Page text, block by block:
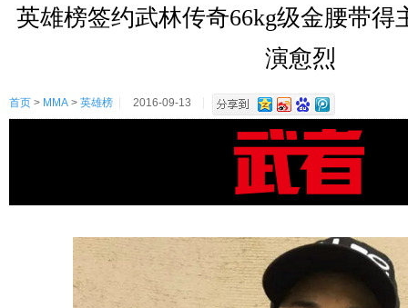
英雄榜签约武林传奇66kg级金腰带得
演愈烈
首页 > MMA > 英雄榜 2016-09-13